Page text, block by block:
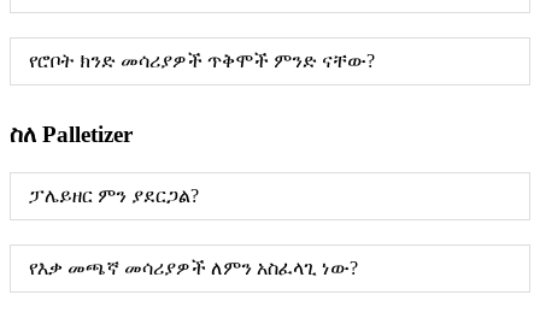
የሮቦት ክንድ መሳሪያዎች ጥቅሞች ምንድ ናቸው?
ስለ Palletizer
ፓሌይዘር ምን ያደርጋል?
የእቃ መጫኛ መሳሪያዎች ለምን አስፈላጊ ነው?